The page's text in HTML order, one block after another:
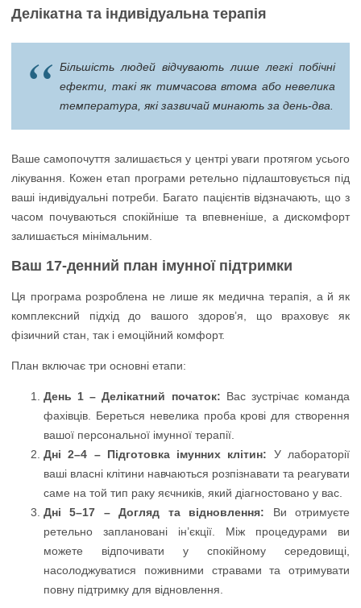
Делікатна та індивідуальна терапія
Більшість людей відчувають лише легкі побічні
ефекти, такі як тимчасова втома або невелика
температура, які зазвичай минають за день-два.
Ваше самопочуття залишається у центрі уваги протягом усього
лікування. Кожен етап програми ретельно підлаштовується під
ваші індивідуальні потреби. Багато пацієнтів відзначають, що з
часом почуваються спокійніше та впевненіше, а дискомфорт
залишається мінімальним.
Ваш 17-денний план імунної підтримки
Ця програма розроблена не лише як медична терапія, а й як
комплексний підхід до вашого здоров’я, що враховує як
фізичний стан, так і емоційний комфорт.
План включає три основні етапи:
День 1 – Делікатний початок: Вас зустрічає команда
фахівців. Береться невелика проба крові для створення
вашої персональної імунної терапії.
Дні 2–4 – Підготовка імунних клітин: У лабораторії
ваші власні клітини навчаються розпізнавати та реагувати
саме на той тип раку яєчників, який діагностовано у вас.
Дні 5–17 – Догляд та відновлення: Ви отримуєте
ретельно заплановані ін’єкції. Між процедурами ви
можете відпочивати у спокійному середовищі,
насолоджуватися поживними стравами та отримувати
повну підтримку для відновлення.